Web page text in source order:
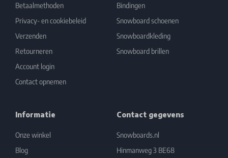
Betaalmethoden
Privacy- en cookiebeleid
Verzenden
Retourneren
Account login
Contact opnemen
Bindingen
Snowboard schoenen
Snowboardkleding
Snowboard brillen
Informatie
Onze winkel
Blog
Contact gegevens
Snowboards.nl
Hinmanweg 3 BE68